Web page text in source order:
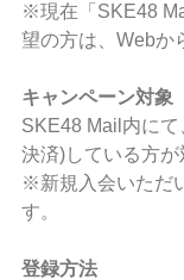
※現在「SKE48
望の方は、Webか
キャンペーン対象
SKE48 Mail内にて
決済)している方が
※新規入会いただ
す。
登録方法